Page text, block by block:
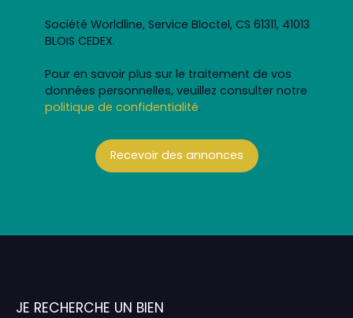
Société Worldline, Service Bloctel, CS 61311, 41013
BLOIS CEDEX.
Pour en savoir plus sur le traitement de vos
données personnelles, veuillez consulter notre
politique de confidentialité.
Recevoir des annonces
JE RECHERCHE UN BIEN